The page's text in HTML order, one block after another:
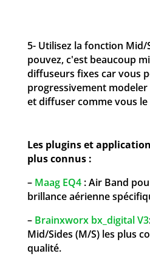
5- Utilisez la fonction Mid/
pouvez, c'est beaucoup
diffuseurs fixes car vous
progressivement modeler
et diffuser comme vous le
Les plugins et
plus connus :
– Maag EQ4: Air Band
brillance aérienne
– Brainxworx bx_digital V3
Mid/Sides (M/S) les plus
qualité.